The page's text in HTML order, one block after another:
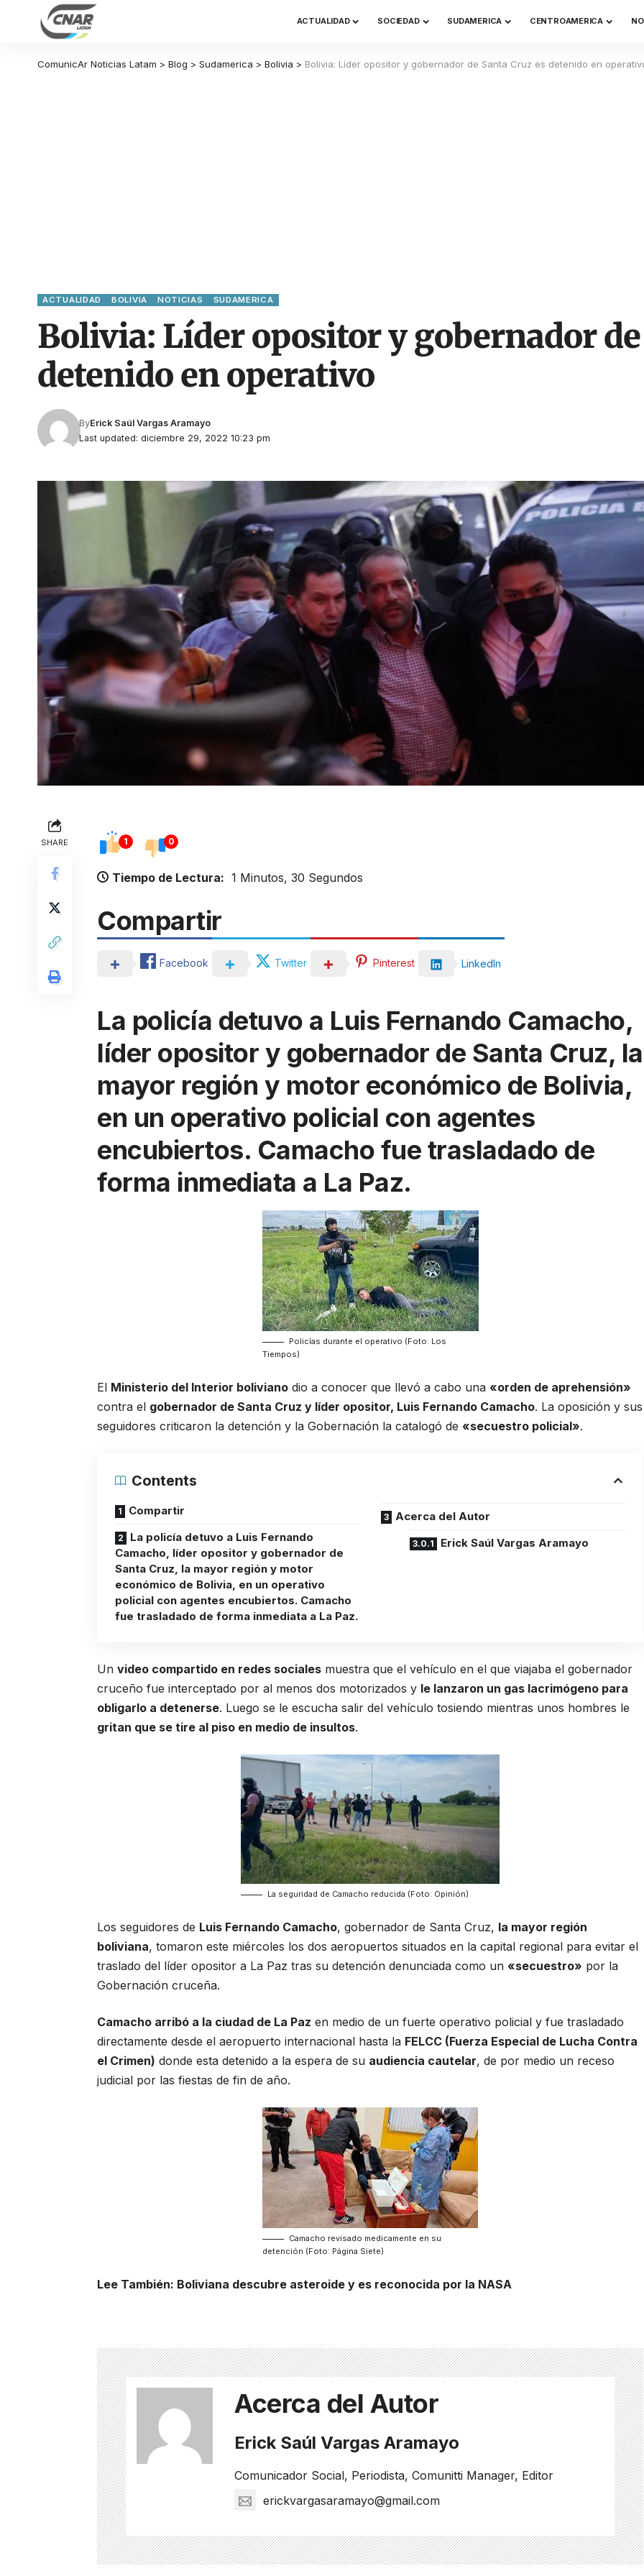
ACTUALIDAD SOCIEDAD SUDAMERICA CENTROAMERICA
ComunicAr Noticias Latam > Blog > Sudamerica > Bolivia > Bolivia: Líder opositor y gobernador de Santa Cruz es detenido en
ACTUALIDAD BOLIVIA NOTICIAS SUDAMERICA
Bolivia: Líder opositor y gobernador de
detenido en operativo
Last updated: diciembre 29, 2022 10:23 pm
ByErick Saúl Vargas Aramayo
SHARE 1 0
Tiempo de Lectura: 1 Minutos, 30 Segundos
Compartir
Facebook Twitter Pinterest LinkedIn
La policía detuvo a Luis Fernando Camacho,
líder opositor y gobernador de Santa Cruz, la
mayor región y motor económico de Bolivia,
en un operativo policial con agentes
encubiertos. Camacho fue trasladado de
forma inmediata a La Paz.
Policías durante el operativo (Foto: Los
Tiempos)
El Ministerio del Interior boliviano dio a conocer que llevó a cabo una «orden de aprehensión»
contra el gobernador de Santa Cruz y líder opositor, Luis Fernando Camacho. La oposición y sus
seguidores criticaron la detención y la Gobernación la catalogó de «secuestro policial».
Contents
Compartir
La policía detuvo a Luis Fernando
Camacho, líder opositor y gobernador de
Santa Cruz, la mayor región y motor
económico de Bolivia, en un operativo
policial con agentes encubiertos. Camacho
fue trasladado de forma inmediata a La Paz.
Acerca del Autor
Erick Saúl Vargas Aramayo
Unvideo compartido en redes sociales muestra que el vehículo en el que viajaba el gobernador
cruceño fue interceptado por al menos dos motorizados y le lanzaron un gas lacrimógeno para
obligarlo a detenerse. Luego se le escucha salir del vehículo tosiendo mientras unos hombres le
gritan que se tire al piso en medio de insultos.
La seguridad de Camacho reducida (Foto: Opinión)
Los seguidores de Luis Fernando Camacho, gobernador de Santa Cruz, la mayor región
boliviana, tomaron este miércoles los dos aeropuertos situados en la capital regional para evitar el
traslado del líder opositor a La Paz tras su detención denunciada como un «secuestro» por la
Gobernación cruceña.
Camacho arribó a la ciudad de La Paz en medio de un fuerte operativo policial y fue trasladado
directamente desde el aeropuerto internacional hasta la FELCC (Fuerza Especial de Lucha Contra
el Crimen) donde esta detenido a la espera de su audiencia cautelar, de por medio un receso
judicial por las fiestas de fin de año.
Camacho revisado medicamente en su
detención (Foto: Página Siete)
Lee También: Boliviana descubre asteroide y es reconocida por la NASA
Acerca del Autor
Erick Saúl Vargas Aramayo
Comunicador Social, Periodista, Comunitti Manager, Editor
erickvargasaramayo@gmail.com